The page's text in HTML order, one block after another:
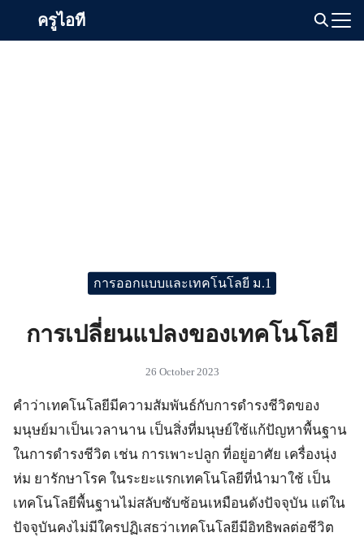
ครูไอที
การออกแบบและเทคโนโลยี ม.1
การเปลี่ยนแปลงของเทคโนโลยี
26 October 2023
คำว่าเทคโนโลยีมีความสัมพันธ์กับการดำรงชีวิตของ
มนุษย์มาเป็นเวลานาน เป็นสิ่งที่มนุษย์ใช้แก้ปัญหาพื้นฐาน
ในการดำรงชีวิต เช่น การเพาะปลูก ที่อยู่อาศัย เครื่องนุ่ง
ห่ม ยารักษาโรค ในระยะแรกเทคโนโลยีที่นำมาใช้ เป็น
เทคโนโลยีพื้นฐานไม่สลับซับซ้อนเหมือนดังปัจจุบัน แต่ใน
ปัจจุบันคงไม่มีใครปฏิเสธว่าเทคโนโลยีมีอิทธิพลต่อชีวิต